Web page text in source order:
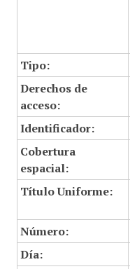
Tipo:
Derechos de
acceso:
Identificador:
Cobertura
espacial:
Título Uniforme:
Número:
Día: